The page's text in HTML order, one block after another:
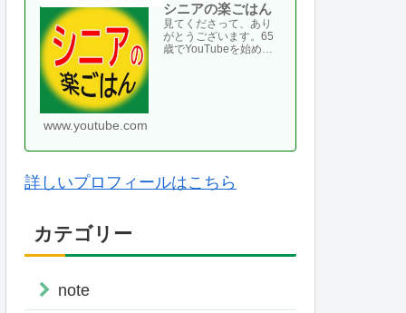
シニアの楽ごはん
見てくださって、あり
がとうございます。65
歳でYouTubeを始め
www.youtube.com
詳しいプロフィールはこちら
カテゴリー
note